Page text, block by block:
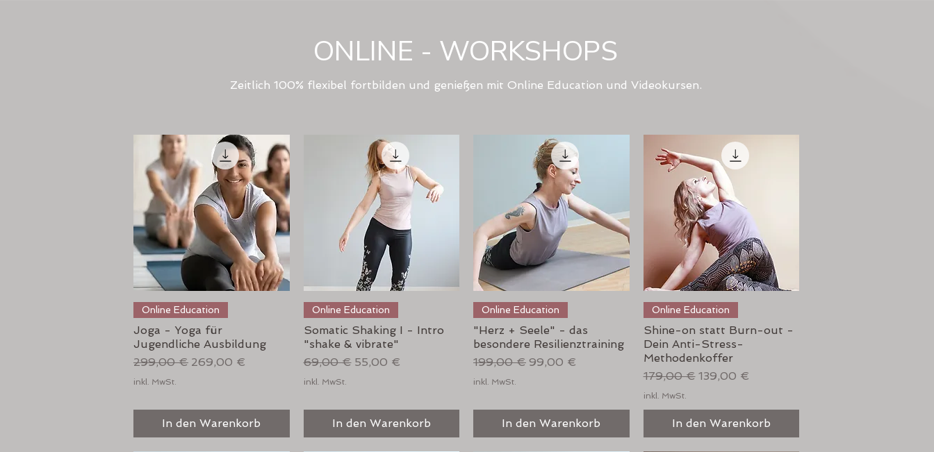
ONLINE - WORKSHOPS
Zeitlich 100% flexibel fortbilden und genießen mit Online Education und Videokursen.
Schnellansicht
Online Education
Joga - Yoga für
Jugendliche Ausbildung
Standardpreis
299,00 € Sale-Preis
269,00 €
inkl. MwSt.
In den Warenkorb
Schnellansicht
Online Education
Somatic Shaking I - Intro
"shake & vibrate"
Standardpreis
69,00 € Sale-Preis
55,00 €
inkl. MwSt.
In den Warenkorb
Schnellansicht
Online Education
"Herz + Seele" - das
besondere Resilienztraining
Standardpreis
199,00 € Sale-Preis
99,00 €
inkl. MwSt.
In den Warenkorb
Schnellansicht
Online Education
Shine-on statt Burn-out -
Dein Anti-Stress-
Methodenkoffer
Standardpreis
179,00 € Sale-Preis
139,00 €
inkl. MwSt.
In den Warenkorb